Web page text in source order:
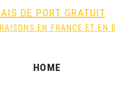
DE PORT GRATUIT
EN FRANCE ET EN
HOME